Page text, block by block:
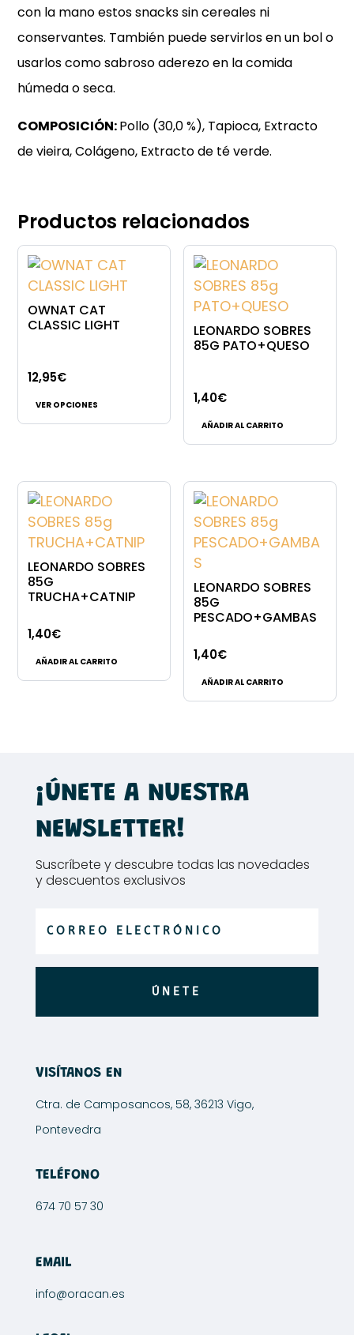
con la mano estos snacks sin cereales ni
conservantes. También puede servirlos en un bol o
usarlos como sabroso aderezo en la comida
húmeda o seca.
COMPOSICIÓN:Pollo (30,0 %), Tapioca, Extracto
de vieira, Colágeno, Extracto de té verde.
Productos relacionados
OWNAT CAT
CLASSIC LIGHT
12,95€
VER OPCIONES
producto
variantes.
Las
opciones
se
pueden
en
de
producto
LEONARDO SOBRES
85G PATO+QUESO
1,40€
AÑADIR AL CARRITO
LEONARDO SOBRES
85G
TRUCHA+CATNIP
1,40€
AÑADIR AL CARRITO
LEONARDO SOBRES
85G
PESCADO+GAMBAS
1,40€
AÑADIR AL CARRITO
¡ÚNETE A NUESTRA
NEWSLETTER!
Suscríbete y descubre todas las novedades
y descuentos exclusivos
ÚNETE
VISÍTANOS EN
Ctra. de Camposancos, 58, 36213 Vigo,
Pontevedra
TELÉFONO
674 70 57 30
EMAIL
info@oracan.es